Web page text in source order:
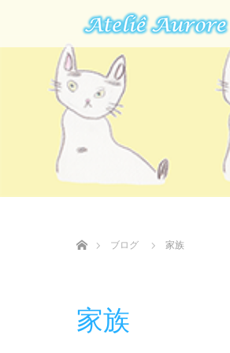
ブログ
家族
家族